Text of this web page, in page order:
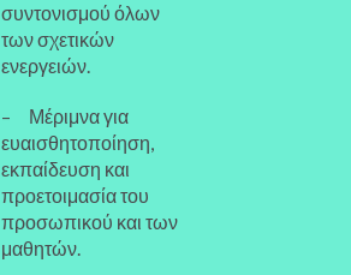
συντονισμού όλων
των σχετικών
ενεργειών.
– Μέριμνα για
ευαισθητοποίηση,
εκπαίδευση και
προετοιμασία του
προσωπικού και των
μαθητών.